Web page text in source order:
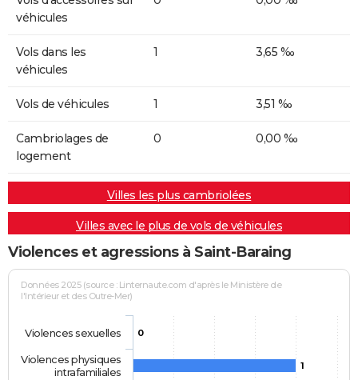
véhicules
Vols dans les
véhicules
1 3,65 ‰
Vols de véhicules 1 3,51 ‰
Cambriolages de
logement
0 0,00 ‰
Villes les plus cambriolées
Villes avec le plus de vols de véhicules
Violences et agressions à Saint-Baraing
Données 2025 (source : Linternaute.com d'après le Ministère de
l'Intérieur et des Outre-Mer)
0
1
Violences sexuelles
Violences physiques
intrafamiliales